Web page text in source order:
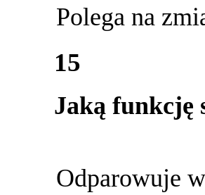
Polega na
15
Jaką funkcję
Odparowuje